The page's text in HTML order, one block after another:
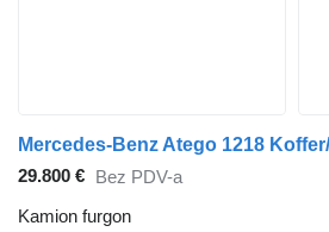
Mercedes-Benz Atego 1218
29.800 € Bez PDV-a
Kamion furgon